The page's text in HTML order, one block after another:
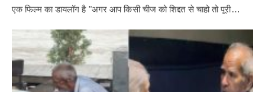
एक फिल्म का डायलॉग है "अगर आप किसी चीज को शिद्दत से चाहो तो पूरी…